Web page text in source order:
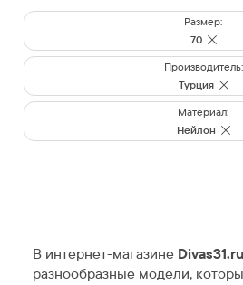
Размер:
70
Производитель:
Турция
Материал:
Нейлон
В интернет-магазине Divas31.ru
разнообразные модели,